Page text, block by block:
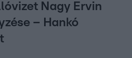
Nagy Ervin
– Hankó